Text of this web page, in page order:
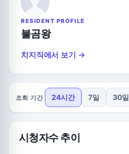
RESIDENT PROFILE
불곰왕
치지직에서 보기 →
조회 기간 24시간 7일 30일
시청자수 추이